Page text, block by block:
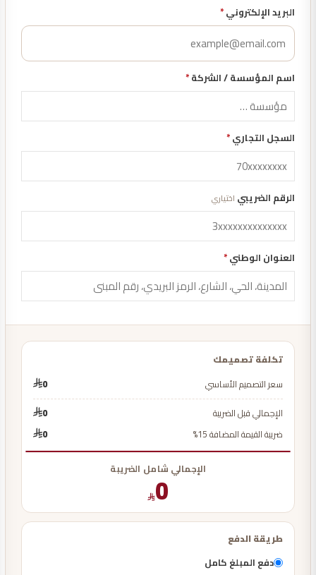
البريد الإلكتروني*
اسم المؤسسة / الشركة*
السجل التجاري*
الرقم الضريبي اختياري
العنوان الوطني*
تكلفة تصميمك
سعر التصميم الأساسي
0
الإجمالي قبل الضريبة
0
ضريبة القيمة المضافة 15%
0
الإجمالي شامل الضريبة
0
طريقة الدفع
دفع المبلغ كامل